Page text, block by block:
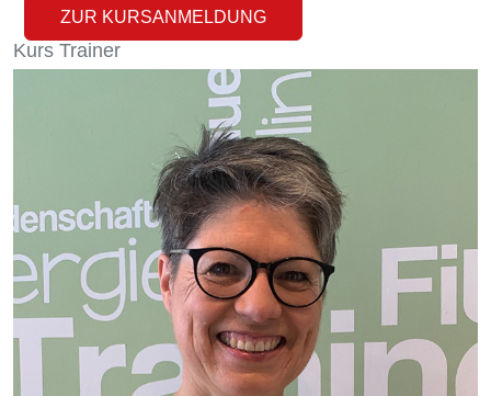
ZUR KURSANMELDUNG
Kurs Trainer